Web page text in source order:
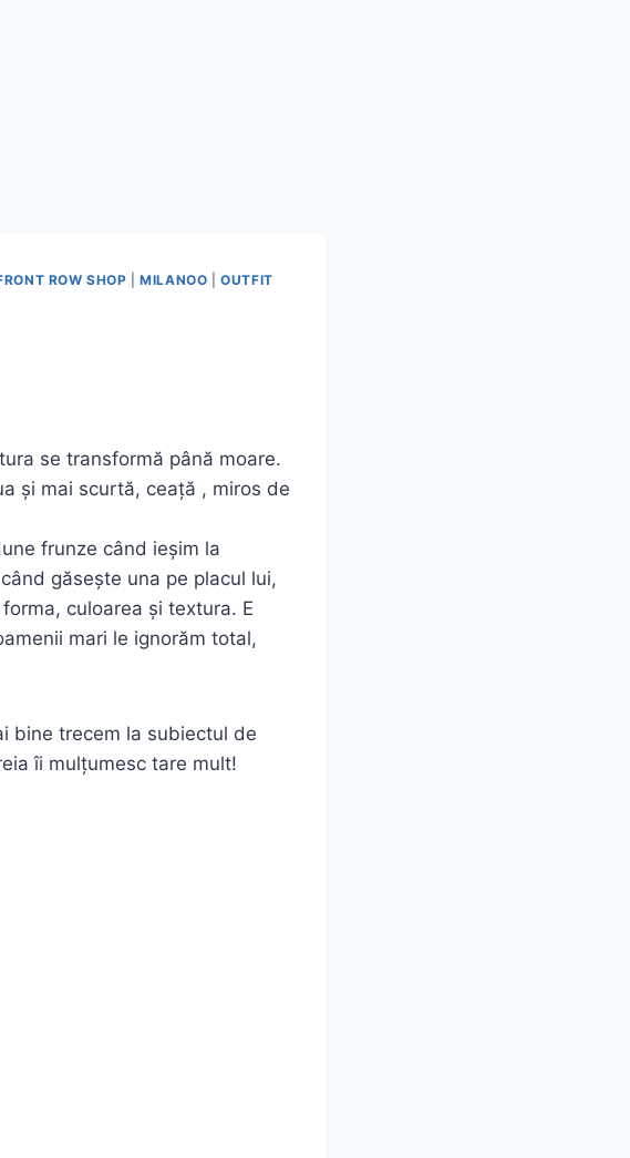
ROW SHOP |MILANOO |OUTFIT
se transformă până moare.
și mai scurtă, ceață , miros de
frunze când ieșim la
găsește una pe placul lui,
culoarea și textura. E
mari le ignorăm total,
bine trecem la subiectul de
îi mulțumesc tare mult!